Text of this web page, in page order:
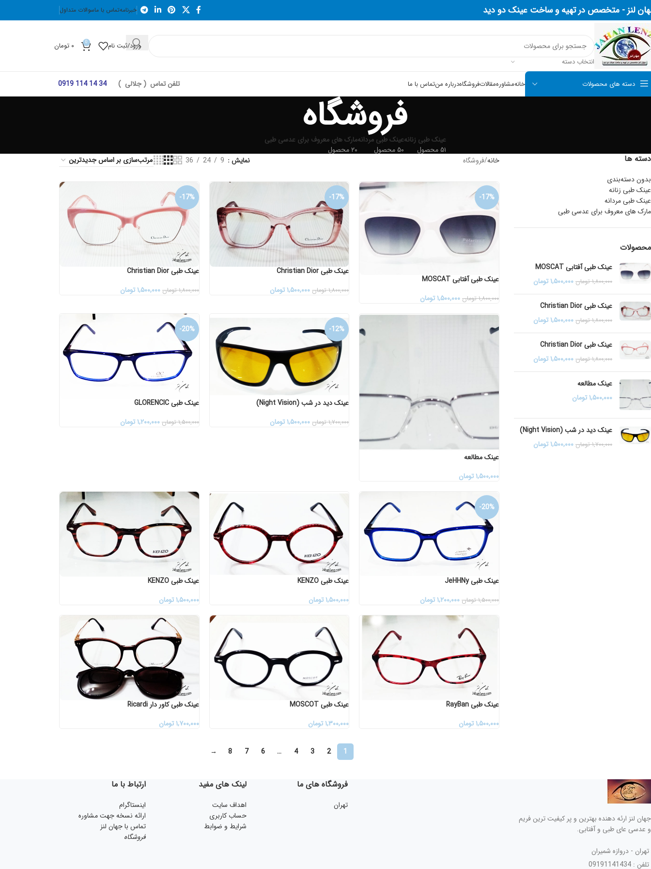
لنز - متخصص در تهیه و ساخت عینک دو دید خبرنامهتماس با ماسوالات متداول
انتخاب دسته
ورود/ثبت نام 0 ۰ تومان
دسته های محصولات خانهمشاورهمقالاتفروشگاهدرباره منتماس با ما تلفن تماس ( جلالی ) 34 14 114 0919
فروشگاهعینک طبی زنانه
۵۱ محصول
عینک طبی مردانه
۵۰ محصول
مارک های معروف برای عدسی طبی
۲۰ محصول
دسته ها
بدون دسته‌بندی
عینک طبی زنانه
عینک طبی مردانه
مارک های معروف برای عدسی طبی
محصولات
عینک طبی آفتابی MOSCAT
۱,۸۰۰,۰۰۰ تومان ۱,۵۰۰,۰۰۰تومان
عینک طبی Christian Dior
۱,۸۰۰,۰۰۰ تومان ۱,۵۰۰,۰۰۰تومان
عینک طبی Christian Dior
۱,۸۰۰,۰۰۰ تومان ۱,۵۰۰,۰۰۰تومان
عینک مطالعه
۱,۵۰۰,۰۰۰تومان
عینک دید در شب (Night Vision)
۱,۷۰۰,۰۰۰ تومان ۱,۵۰۰,۰۰۰تومان
خانه فروشگاه نمایش 9
24
36
-17%
عینک طبی آفتابی MOSCAT
۱,۸۰۰,۰۰۰ تومان ۱,۵۰۰,۰۰۰تومان
-17%
عینک طبی Christian Dior
۱,۸۰۰,۰۰۰ تومان ۱,۵۰۰,۰۰۰تومان
-17%
عینک طبی Christian Dior
۱,۸۰۰,۰۰۰ تومان ۱,۵۰۰,۰۰۰تومان
عینک مطالعه
۱,۵۰۰,۰۰۰تومان
-12%
عینک دید در شب (Night Vision)
۱,۷۰۰,۰۰۰ تومان ۱,۵۰۰,۰۰۰تومان
-20%
عینک طبی GLORENCIC
۱,۵۰۰,۰۰۰ تومان ۱,۲۰۰,۰۰۰تومان
-20%
عینک طبی JeHHNy
۱,۵۰۰,۰۰۰ تومان ۱,۲۰۰,۰۰۰تومان
عینک طبی KENZO
۱,۵۰۰,۰۰۰تومان
عینک طبی KENZO
۱,۵۰۰,۰۰۰تومان
عینک طبی RayBan
۱,۵۰۰,۰۰۰تومان
عینک طبی MOSCOT
۱,۳۰۰,۰۰۰تومان
عینک طبی کاور دار Ricardi
۱,۷۰۰,۰۰۰تومان
1
2
3
4
…
6
7
8
→
جهان لنز ارئه دهنده بهترین و پر کیفیت ترین فریم
و عدسی عای طبی و آفتابی.
تهران - دروازه شمیران
تلفن : 09191141434
فروشگاه های ما
تهران
لینک های مفید
اهداف سایت
حساب کاربری
شرایط و ضوابط
ارتباط با ما
اینستاگرام
ارائه نسخه جهت مشاوره
تماس با جهان لنز
فروشگاه